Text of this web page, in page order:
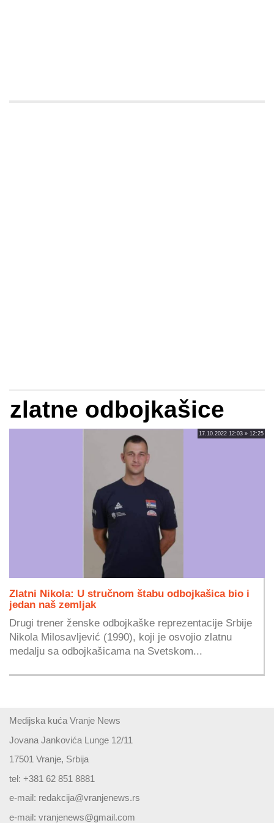
zlatne odbojkašice
17.10.2022 12:03 » 12:25
Zlatni Nikola: U stručnom štabu odbojkašica bio i
jedan naš zemljak
Drugi trener ženske odbojkaške reprezentacije Srbije
Nikola Milosavljević (1990), koji je osvojio zlatnu
medalju sa odbojkašicama na Svetskom...
Medijska kuća Vranje News
Jovana Jankovića Lunge 12/11
17501 Vranje, Srbija
tel: +381 62 851 8881
e-mail: redakcija@vranjenews.rs
e-mail: vranjenews@gmail.com